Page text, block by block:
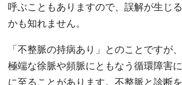
呼ぶこともありますので、誤解が生じ
かも知れません。
「不整脈の持病あり」とのことですが
極端な徐脈や頻脈にともなう循環障害
に至ることがあります。不整脈と診断